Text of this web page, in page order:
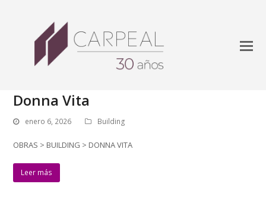
Donna Vita
enero 6, 2026 Building
OBRAS > BUILDING > DONNA VITA
Leer más